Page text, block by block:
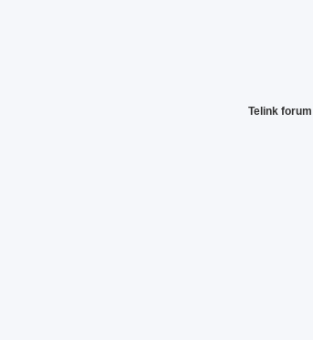
Telink forum